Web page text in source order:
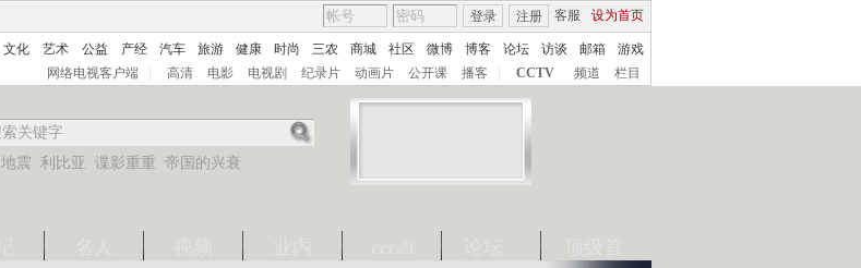
客服 设为首页
登录 注册
文化 艺术 公益 产经 汽车 旅游 健康 时尚 三农 商城 社区 微博 博客 论坛 访谈 邮箱
游戏
网络电视客户端 高清 电影 电视剧 纪录片 动画片 公开课 播客 CCTV 频道 栏目
地震 利比亚 谍影重重 帝国的兴衰